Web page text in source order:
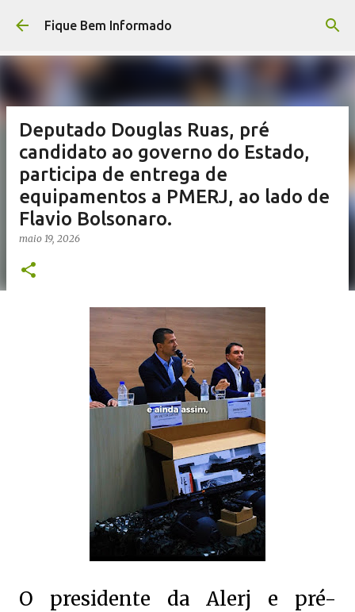
Pular para o conteúdo principal
Fique Bem Informado
Deputado Douglas Ruas, pré
candidato ao governo do Estado,
participa de entrega de
equipamentos a PMERJ, ao lado de
Flavio Bolsonaro.
maio 19, 2026
O presidente da Alerj e pré-